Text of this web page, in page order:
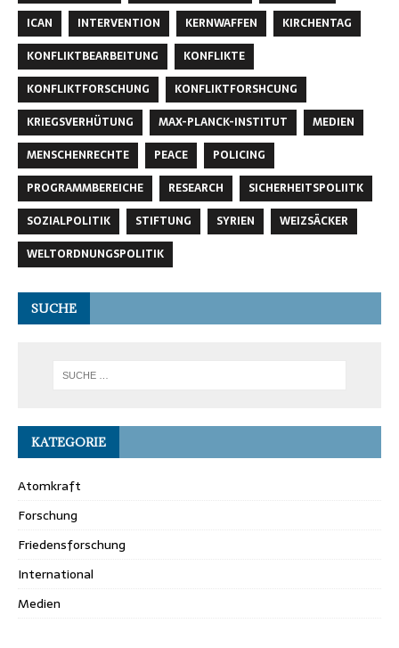
ICAN
INTERVENTION KERNWAFFEN
KIRCHENTAG
KONFLIKTBEARBEITUNG
KONFLIKTE
KONFLIKTFORSCHUNG
KONFLIKTFORSHCUNG
KRIEGSVERHÜTUNG
MAX-PLANCK-INSTITUT
MEDIEN
MENSCHENRECHTE
PEACE
POLICING
PROGRAMMBEREICHE
RESEARCH
SICHERHEITSPOLIITK
SOZIALPOLITIK
STIFTUNG SYRIEN
WEIZSÄCKER
WELTORDNUNGSPOLITIK
SUCHE
KATEGORIE
Atomkraft
Forschung
Friedensforschung
International
Medien